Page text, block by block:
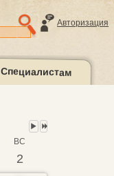
Авторизация
Специалистам
литературы
Следующий
Следующий
ВС
2